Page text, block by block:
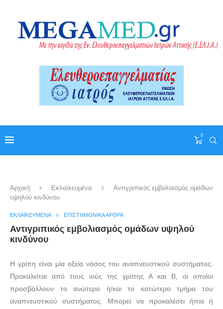
0
Αρχική Εκλαϊκευμένα
Αντιγριπικός εμβολιασμός ομάδων
υψηλού κινδύνου
ΕΚΛΑΪΚΕΥΜΈΝΑ ΕΠΙΣΤΗΜΟΝΙΚΆ ΆΡΘΡΑ
Αντιγριπικός εμβολιασμός ομάδων υψηλού
κινδύνου
Η γρίπη είναι μία οξεία νόσος του αναπνευστικού συστήματος.
Προκαλείται από τους ιούς της γρίπης Α και Β, οι οποίοι
προσβάλλουν το ανώτερο ή/και το κατώτερο τμήμα του
αναπνευστικού συστήματος. Μπορεί να προκαλέσει ήπια ή